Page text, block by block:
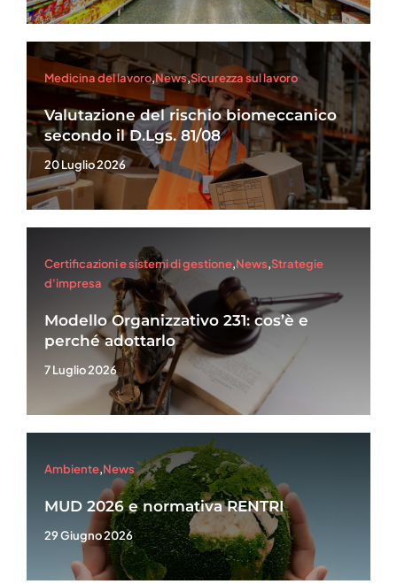
Medicina del lavoro,News,Sicurezza sul lavoro
Valutazione del rischio biomeccanico
secondo il D.Lgs. 81/08
20 Luglio 2026
Certificazioni e sistemi di gestione,News,Strategie
d'impresa
Modello Organizzativo 231: cos’è e
perché adottarlo
7 Luglio 2026
Ambiente,News
MUD 2026 e normativa RENTRI
29 Giugno 2026